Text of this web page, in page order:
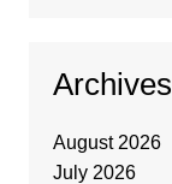
Archives
August 2026
July 2026